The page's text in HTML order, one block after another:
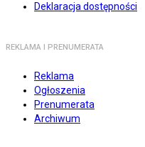
Deklaracja dostępności
REKLAMA I PRENUMERATA
Reklama
Ogłoszenia
Prenumerata
Archiwum